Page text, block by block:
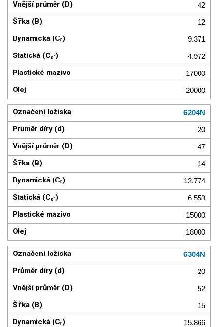
42
12
9.371
4.972
17000
20000
6204N
20
47
14
12.774
6.553
15000
18000
6304N
20
52
15
15.866